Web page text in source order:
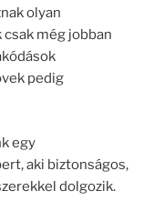
olyan
még jobban
pedig
egy
aki biztonságos,
dolgozik.